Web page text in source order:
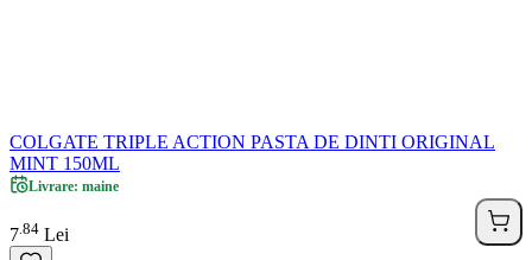
COLGATE TRIPLE ACTION PASTA DE DINTI ORIGINAL
MINT 150ML
Livrare: maine
7 84 Lei